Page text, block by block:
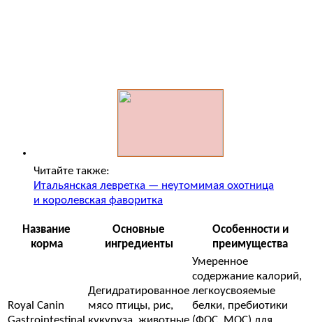
Читайте также:
Итальянская левретка — неутомимая охотница
и королевская фаворитка
Название
корма
Основные
ингредиенты
Особенности и
преимущества
Royal Canin
Дегидратированное
мясо птицы, рис,
Умеренное
содержание калорий,
легкоусвояемые
белки, пребиотики